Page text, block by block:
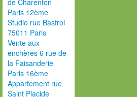
de Charenton
Paris 12ème
Studio rue Basfroi
75011 Paris
Vente aux
enchères 6 rue de
la Faisanderie
Paris 16ème
Appartement rue
Saint Placide